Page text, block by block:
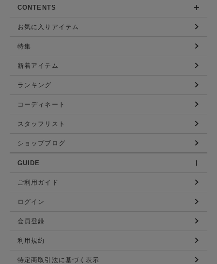
CONTENTS
お気に入りアイテム
特集
新着アイテム
ランキング
コーディネート
スタッフリスト
ショップブログ
GUIDE
ご利用ガイド
ログイン
会員登録
利用規約
特定商取引法に基づく表示